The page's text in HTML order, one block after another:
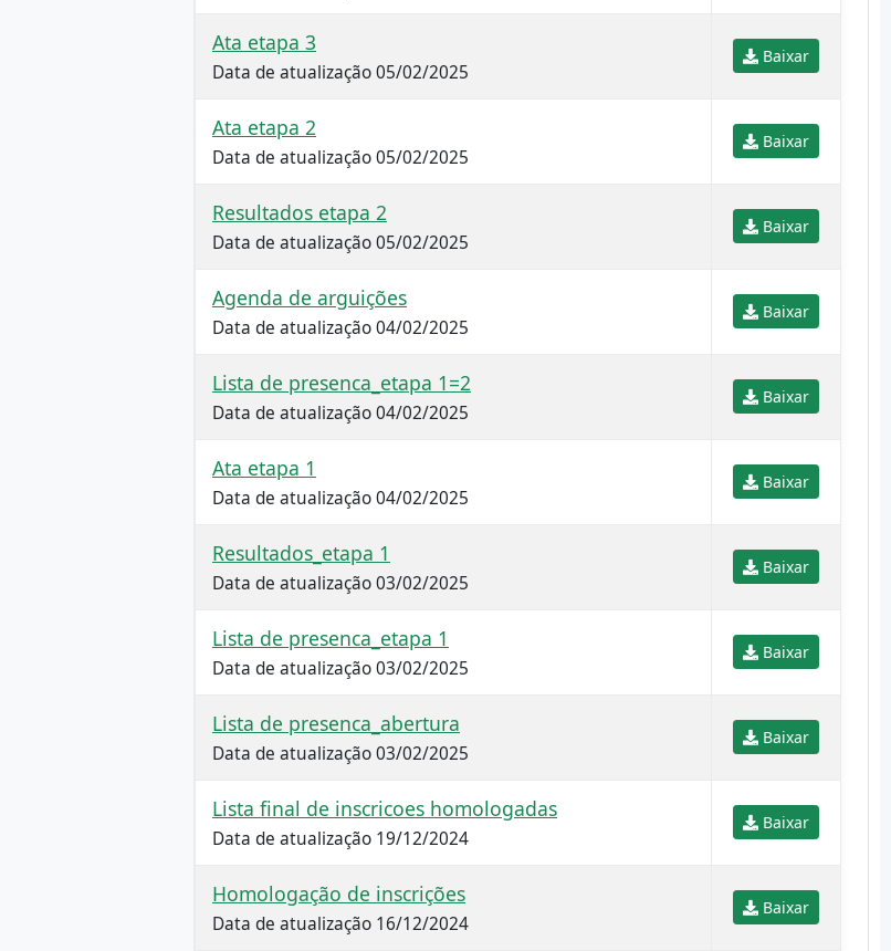
Ata etapa 3
Data de atualização 05/02/2025
Baixar
Ata etapa 2
Data de atualização 05/02/2025
Baixar
Resultados etapa 2
Data de atualização 05/02/2025
Baixar
Agenda de arguições
Data de atualização 04/02/2025
Baixar
Lista de presenca_etapa 1=2
Data de atualização 04/02/2025
Baixar
Ata etapa 1
Data de atualização 04/02/2025
Baixar
Resultados_etapa 1
Data de atualização 03/02/2025
Baixar
Lista de presenca_etapa 1
Data de atualização 03/02/2025
Baixar
Lista de presenca_abertura
Data de atualização 03/02/2025
Baixar
Lista final de inscricoes homologadas
Data de atualização 19/12/2024
Baixar
Homologação de inscrições
Data de atualização 16/12/2024
Baixar